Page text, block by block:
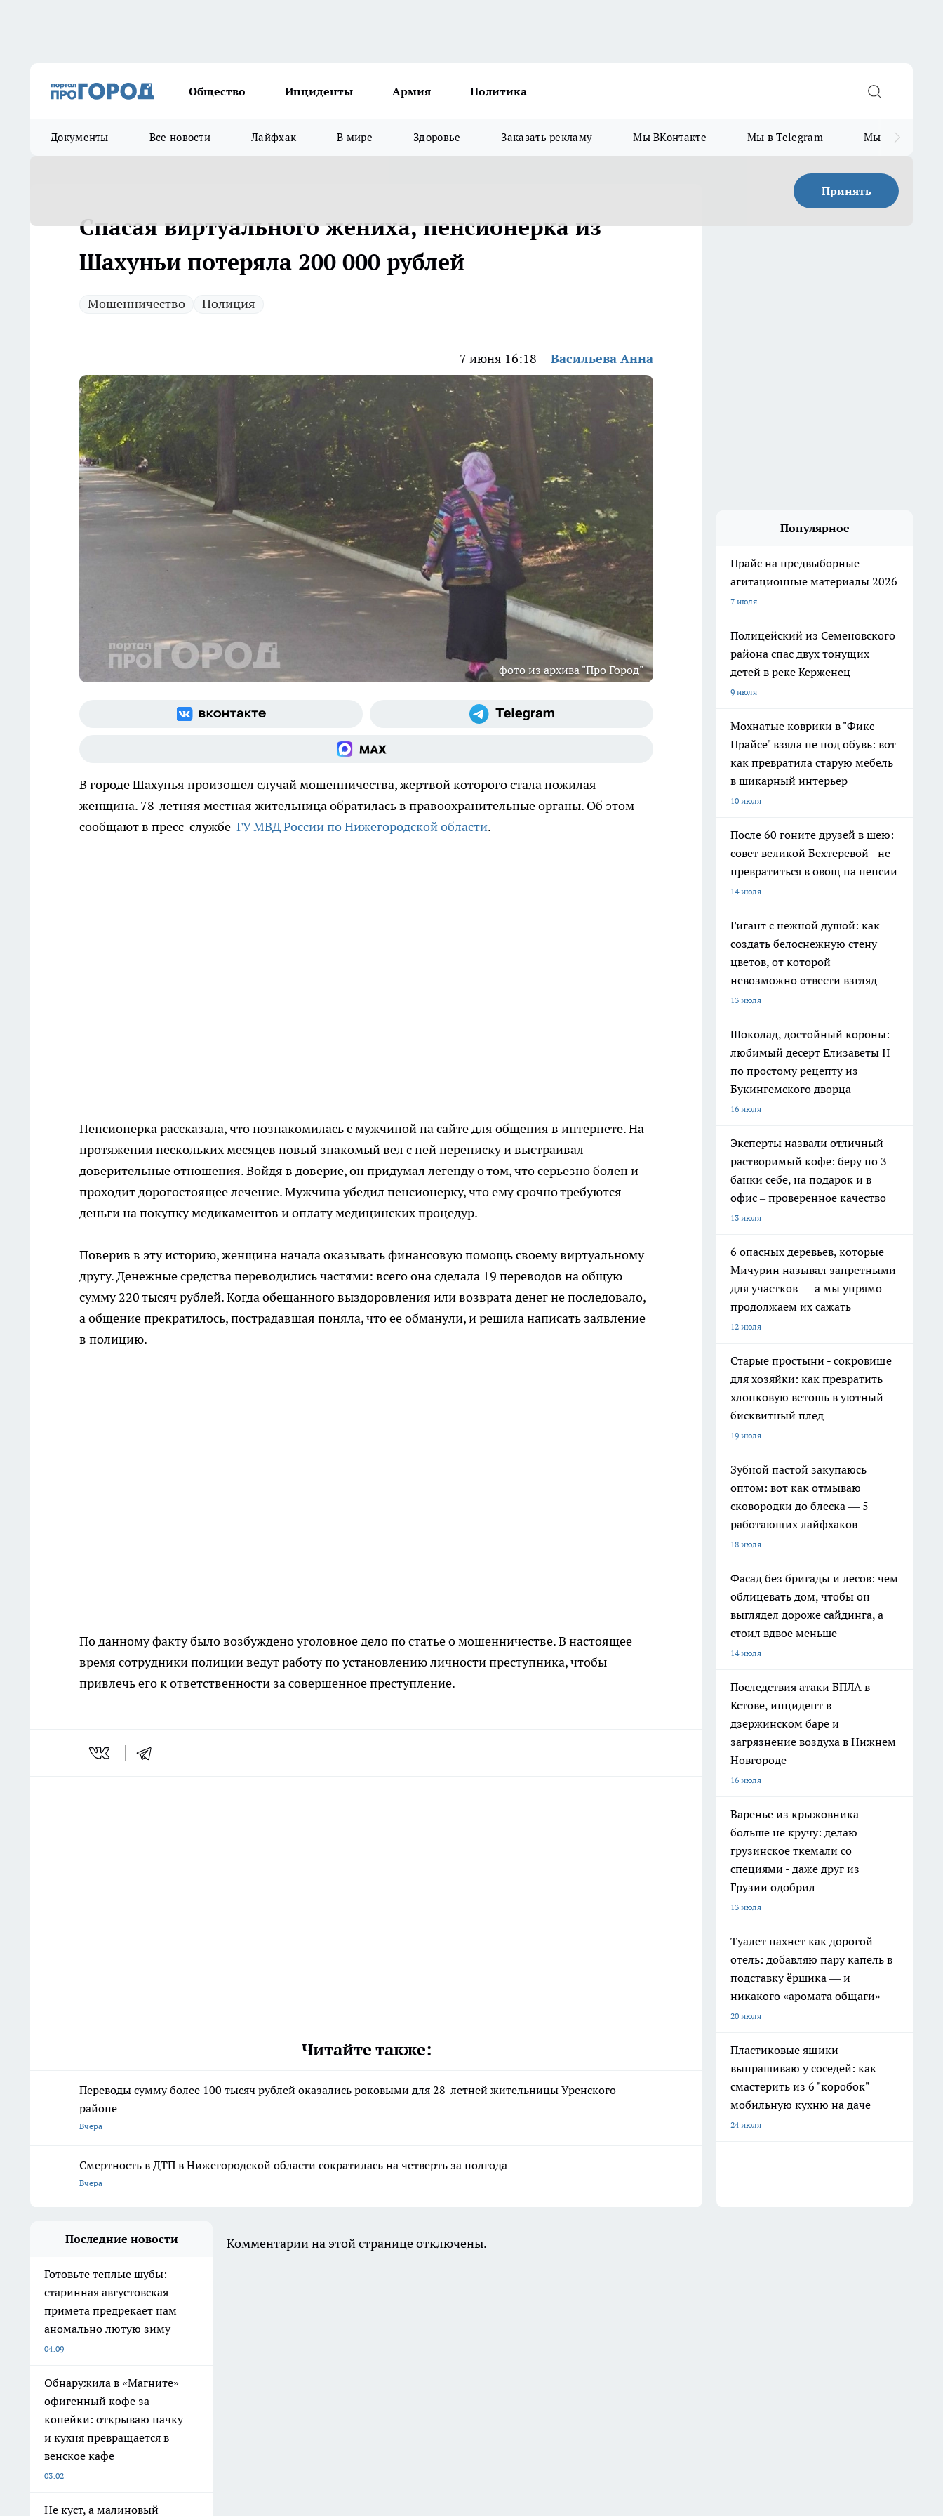
Общество Инциденты Армия Политика
Документы Все новости Лайфхак В мире Здоровье Заказать рекламу Мы ВКонтакте Мы в Telegram Мы в MAX
Принять
Спасая виртуального жениха, пенсионерка из
Шахуньи потеряла 200 000 рублей
Мошенничество Полиция
7 июня 16:18 Васильева Анна
фото из архива "Про Город"
В городе Шахунья произошел случай мошенничества, жертвой которого стала пожилая
женщина. 78-летняя местная жительница обратилась в правоохранительные органы. Об этом
сообщают в пресс-службе ГУ МВД России по Нижегородской области.
Пенсионерка рассказала, что познакомилась с мужчиной на сайте для общения в интернете. На
протяжении нескольких месяцев новый знакомый вел с ней переписку и выстраивал
доверительные отношения. Войдя в доверие, он придумал легенду о том, что серьезно болен и
проходит дорогостоящее лечение. Мужчина убедил пенсионерку, что ему срочно требуются
деньги на покупку медикаментов и оплату медицинских процедур.
Поверив в эту историю, женщина начала оказывать финансовую помощь своему виртуальному
другу. Денежные средства переводились частями: всего она сделала 19 переводов на общую
сумму 220 тысяч рублей. Когда обещанного выздоровления или возврата денег не последовало,
а общение прекратилось, пострадавшая поняла, что ее обманули, и решила написать заявление
в полицию.
По данному факту было возбуждено уголовное дело по статье о мошенничестве. В настоящее
время сотрудники полиции ведут работу по установлению личности преступника, чтобы
привлечь его к ответственности за совершенное преступление.
Читайте также:
Переводы сумму более 100 тысяч рублей оказались роковыми для 28-летней жительницы Уренского
районе
Вчера
Смертность в ДТП в Нижегородской области сократилась на четверть за полгода
Вчера
Популярное
Прайс на предвыборные
агитационные материалы 2026
7 июля
Полицейский из Семеновского
района спас двух тонущих
детей в реке Керженец
9 июля
Мохнатые коврики в "Фикс
Прайсе" взяла не под обувь: вот
как превратила старую мебель
в шикарный интерьер
10 июля
После 60 гоните друзей в шею:
совет великой Бехтеревой - не
превратиться в овощ на пенсии
14 июля
Гигант с нежной душой: как
создать белоснежную стену
цветов, от которой
невозможно отвести взгляд
13 июля
Шоколад, достойный короны:
любимый десерт Елизаветы II
по простому рецепту из
Букингемского дворца
16 июля
Эксперты назвали отличный
растворимый кофе: беру по 3
банки себе, на подарок и в
офис – проверенное качество
13 июля
6 опасных деревьев, которые
Мичурин называл запретными
для участков — а мы упрямо
продолжаем их сажать
12 июля
Старые простыни - сокровище
для хозяйки: как превратить
хлопковую ветошь в уютный
бисквитный плед
19 июля
Зубной пастой закупаюсь
оптом: вот как отмываю
сковородки до блеска — 5
работающих лайфхаков
18 июля
Фасад без бригады и лесов: чем
облицевать дом, чтобы он
выглядел дороже сайдинга, а
стоил вдвое меньше
14 июля
Последствия атаки БПЛА в
Кстове, инцидент в
дзержинском баре и
загрязнение воздуха в Нижнем
Новгороде
16 июля
Варенье из крыжовника
больше не кручу: делаю
грузинское ткемали со
специями - даже друг из
Грузии одобрил
13 июля
Туалет пахнет как дорогой
отель: добавляю пару капель в
подставку ёршика — и
никакого «аромата общаги»
20 июля
Пластиковые ящики
выпрашиваю у соседей: как
смастерить из 6 "коробок"
мобильную кухню на даче
24 июля
Последние новости
Готовьте теплые шубы:
старинная августовская
примета предрекает нам
аномально лютую зиму
04:09
Обнаружила в «Магните»
офигенный кофе за
копейки: открываю пачку —
и кухня превращается в
венское кафе
03:02
Не куст, а малиновый
Комментарии на этой странице отключены.